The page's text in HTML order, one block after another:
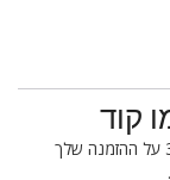
תהנה הצעה זו עבור GIGLIO.com ולשמור 30% על ההזמנה שלך